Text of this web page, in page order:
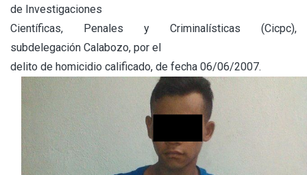
de Investigaciones
Científicas, Penales y Criminalísticas (Cicpc),
subdelegación Calabozo, por el
delito de homicidio calificado, de fecha 06/06/2007.